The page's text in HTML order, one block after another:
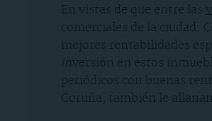
En vistas de que entre las
comerciales de la ciudad.
mejores rentabilidades
inversión en estos
periódicos con buenas
Coruña, también le